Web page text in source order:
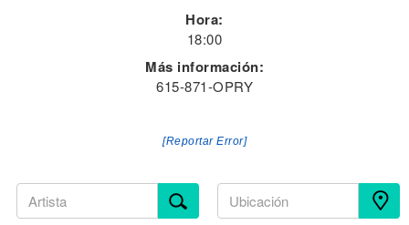
Hora:
18:00
Más información:
615-871-OPRY
[Reportar Error]